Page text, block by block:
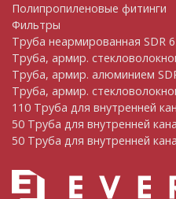
Полипропиленовые фитинги
Фильтры
Труба неармированная SDR
Труба, армир.
Труба, армир. алюминием
Труба, армир.
110 Труба для внутренней
50 Труба для внутренней
50 Труба для внутренней